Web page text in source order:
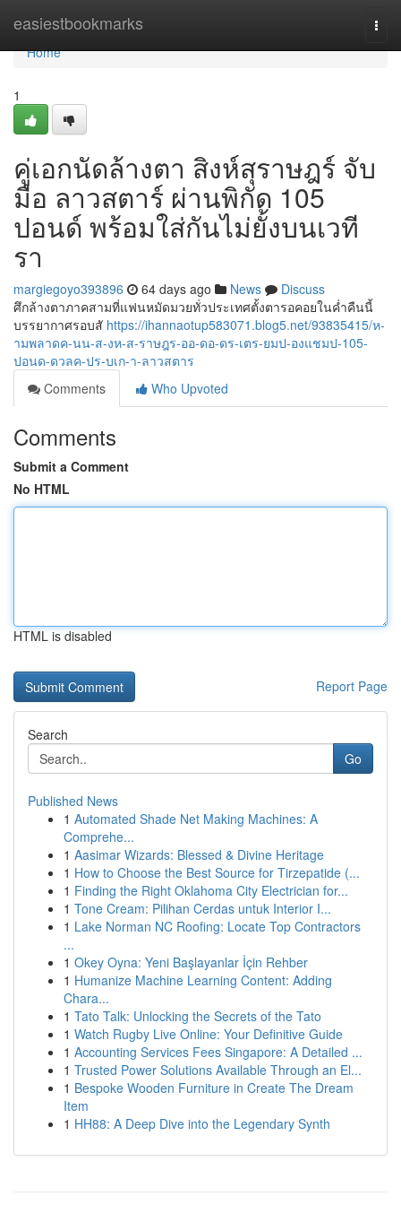
easiestbookmarks
Home
Home
1
คู่เอกนัดล้างตา สิงห์สุราษฎร์ จับ
มือ ลาวสตาร์ ผ่านพิกัด 105
ปอนด์ พร้อมใส่กันไม่ยั้งบนเวที
รา
margiegoyo393896 64 days ago News
Discuss
ศึกล้างตาภาคสามที่แฟนหมัดมวยทั่วประเทศตั้งตารอคอยในค่ำคืนนี้
บรรยากาศรอบสั https://ihannaotup583071.blog5.net/93835415/ห-
ามพลาดค-นน-ส-งห-ส-ราษฎร-ออ-ดอ-ดร-เตร-ยมป-องแชมป-105-
ปอนด-ดวลค-ปร-บเก-า-ลาวสตาร
Comments
Who Upvoted
Comments
Submit a Comment
No HTML
HTML is disabled
Report Page
Search
Go
Published News
1 Automated Shade Net Making Machines: A
Comprehe...
1 Aasimar Wizards: Blessed & Divine Heritage
1 How to Choose the Best Source for Tirzepatide (...
1 Finding the Right Oklahoma City Electrician for...
1 Tone Cream: Pilihan Cerdas untuk Interior I...
1 Lake Norman NC Roofing: Locate Top Contractors
...
1 Okey Oyna: Yeni Başlayanlar İçin Rehber
1 Humanize Machine Learning Content: Adding
Chara...
1 Tato Talk: Unlocking the Secrets of the Tato
1 Watch Rugby Live Online: Your Definitive Guide
1 Accounting Services Fees Singapore: A Detailed ...
1 Trusted Power Solutions Available Through an El...
1 Bespoke Wooden Furniture in Create The Dream
Item
1 HH88: A Deep Dive into the Legendary Synth